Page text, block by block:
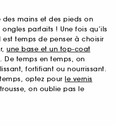
des mains et des pieds on
parfaits ! Une fois qu’ils
temps de penser à choisir
une base et un top-coat
De temps en temps, on
fortifiant ou nourrissant.
optez pour le vernis
on oublie pas le